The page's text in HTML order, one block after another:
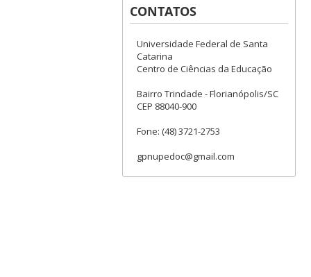
CONTATOS
Universidade Federal de Santa
Catarina
Centro de Ciências da Educação
Bairro Trindade - Florianópolis/SC
CEP 88040-900
Fone: (48) 3721-2753
gpnupedoc@gmail.com